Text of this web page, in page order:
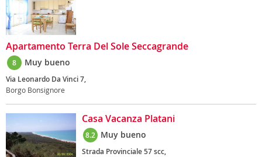
Apartamento Terra Del Sole Seccagrande
8 Muy bueno
Via Leonardo Da Vinci 7,
Borgo Bonsignore
Casa Vacanza Platani
8.2 Muy bueno
Strada Provinciale 57 scc,